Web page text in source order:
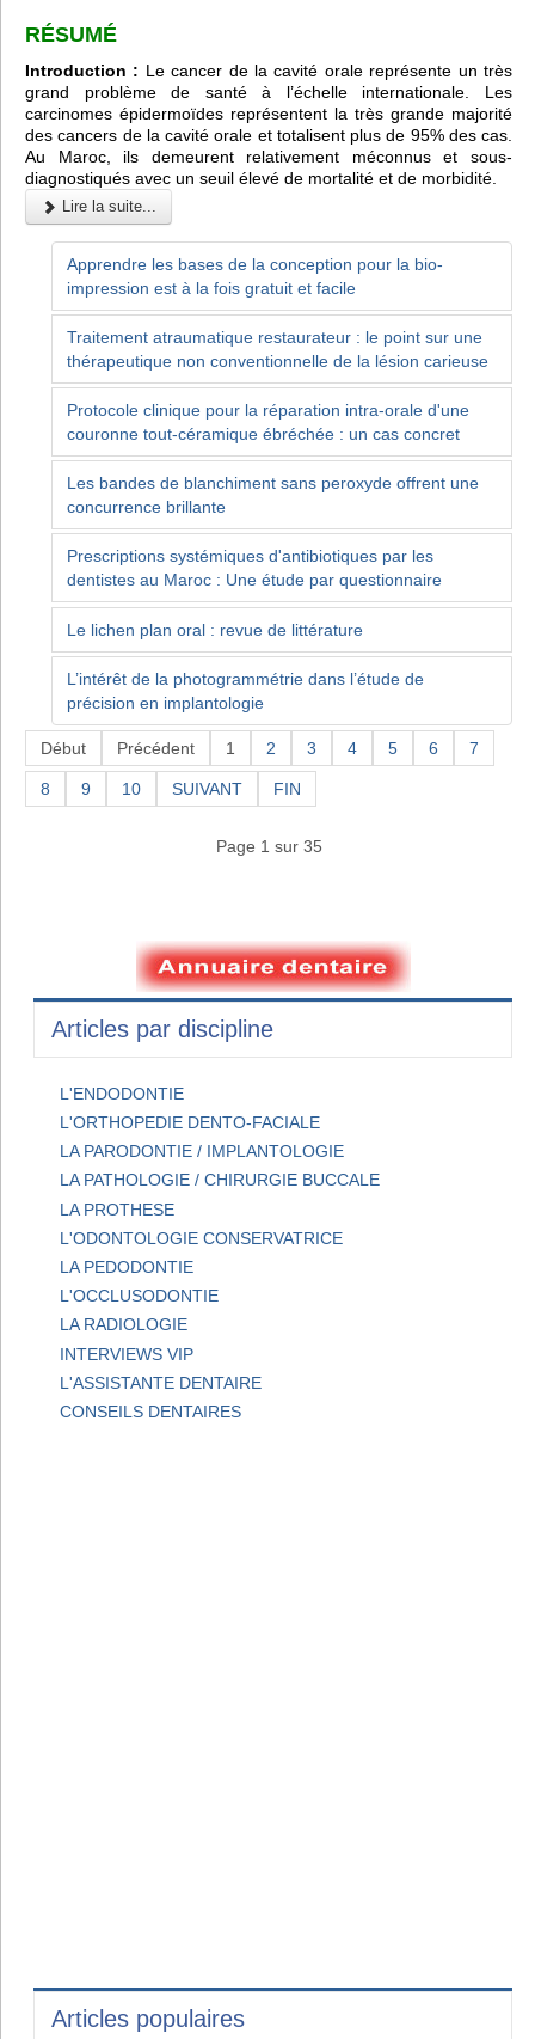
RÉSUMÉ
Introduction : Le cancer de la cavité orale représente un très
grand problème de santé à l’échelle internationale. Les
carcinomes épidermoïdes représentent la très grande majorité
des cancers de la cavité orale et totalisent plus de 95% des cas.
Au Maroc, ils demeurent relativement méconnus et sous-
diagnostiqués avec un seuil élevé de mortalité et de morbidité.
Lire la suite...
Apprendre les bases de la conception pour la bio-
impression est à la fois gratuit et facile
Traitement atraumatique restaurateur : le point sur une
thérapeutique non conventionnelle de la lésion carieuse
Protocole clinique pour la réparation intra-orale d'une
couronne tout-céramique ébréchée : un cas concret
Les bandes de blanchiment sans peroxyde offrent une
concurrence brillante
Prescriptions systémiques d'antibiotiques par les
dentistes au Maroc : Une étude par questionnaire
Le lichen plan oral : revue de littérature
L’intérêt de la photogrammétrie dans l’étude de
précision en implantologie
Début Précédent 1 2 3 4 5 6 7
8 9 10 SUIVANT FIN
Page 1 sur 35
Articles par discipline
L'ENDODONTIE
L'ORTHOPEDIE DENTO-FACIALE
LA PARODONTIE / IMPLANTOLOGIE
LA PATHOLOGIE / CHIRURGIE BUCCALE
LA PROTHESE
L'ODONTOLOGIE CONSERVATRICE
LA PEDODONTIE
L'OCCLUSODONTIE
LA RADIOLOGIE
INTERVIEWS VIP
L'ASSISTANTE DENTAIRE
CONSEILS DENTAIRES
Articles populaires